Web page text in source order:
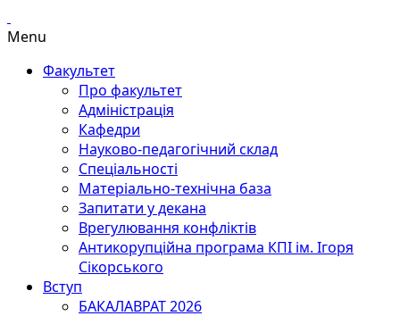
Menu
Факультет
Про факультет
Адміністрація
Кафедри
Науково-педагогічний склад
Спеціальності
Матеріально-технічна база
Запитати у декана
Врегулювання конфліктів
Антикорупційна програма КПІ ім. Ігоря
Сікорського
Вступ
БАКАЛАВРАТ 2026